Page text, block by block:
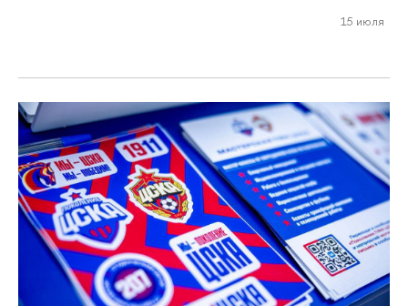
15 июля